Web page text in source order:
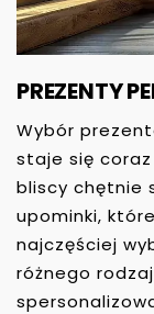
PREZENTY
Wybór
staje się
bliscy chętnie
upominki,
najczęściej
różnego